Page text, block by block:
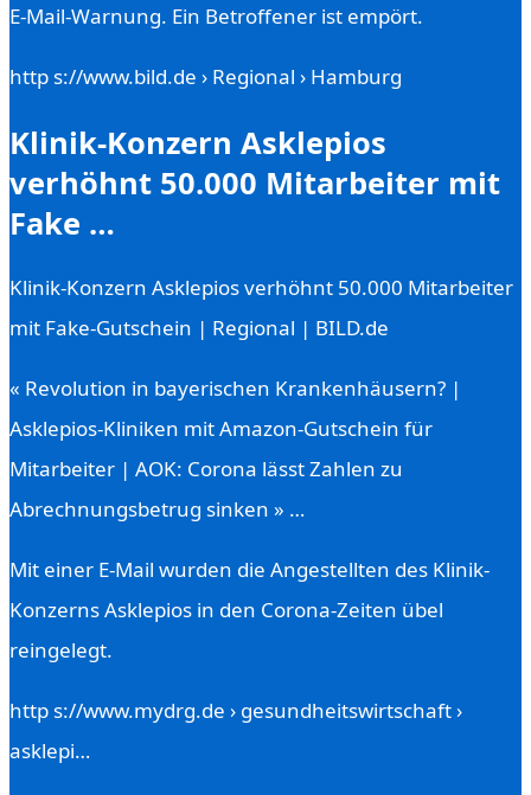
E-Mail-Warnung. Ein Betroffener ist empört.
http s://www.bild.de › Regional › Hamburg
Klinik-Konzern Asklepios
verhöhnt 50.000 Mitarbeiter mit
Fake …
Klinik-Konzern Asklepios verhöhnt 50.000 Mitarbeiter
mit Fake-Gutschein | Regional | BILD.de
« Revolution in bayerischen Krankenhäusern? |
Asklepios-Kliniken mit Amazon-Gutschein für
Mitarbeiter | AOK: Corona lässt Zahlen zu
Abrechnungsbetrug sinken » …
Mit einer E-Mail wurden die Angestellten des Klinik-
Konzerns Asklepios in den Corona-Zeiten übel
reingelegt.
http s://www.mydrg.de › gesundheitswirtschaft ›
asklepi…